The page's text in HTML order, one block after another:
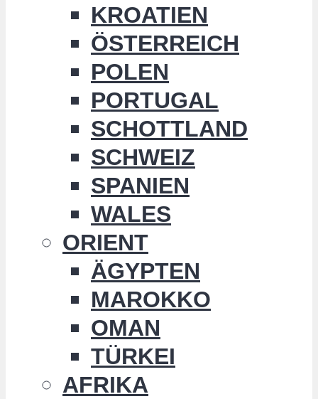
KROATIEN
ÖSTERREICH
POLEN
PORTUGAL
SCHOTTLAND
SCHWEIZ
SPANIEN
WALES
ORIENT
ÄGYPTEN
MAROKKO
OMAN
TÜRKEI
AFRIKA